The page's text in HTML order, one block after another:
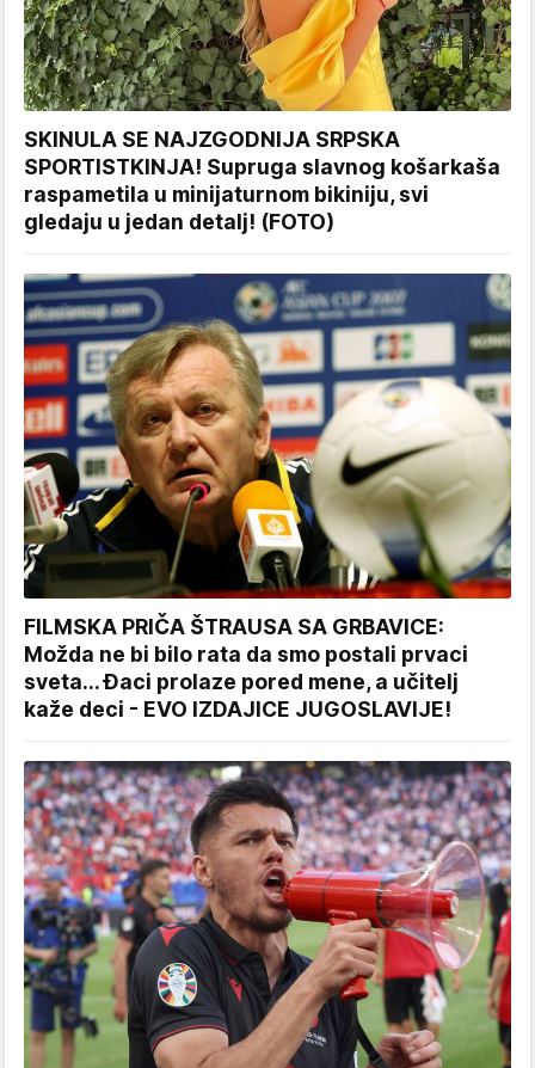
SKINULA SE NAJZGODNIJA SRPSKA
SPORTISTKINJA! Supruga slavnog košarkaša
raspametila u minijaturnom bikiniju, svi
gledaju u jedan detalj! (FOTO)
FILMSKA PRIČA ŠTRAUSA SA GRBAVICE:
Možda ne bi bilo rata da smo postali prvaci
sveta... Đaci prolaze pored mene, a učitelj
kaže deci - EVO IZDAJICE JUGOSLAVIJE!